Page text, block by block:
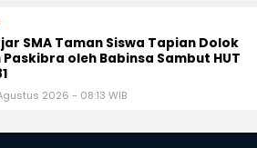
SMA Taman Siswa Tapian Dolok
oleh Babinsa Sambut HUT
2026 - 08:13 WIB